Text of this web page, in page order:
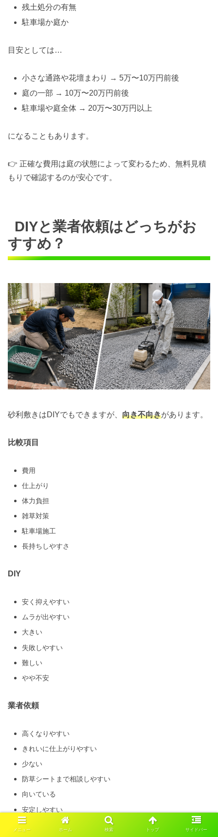
残土処分の有無
駐車場か庭か
目安としては…
小さな通路や花壇まわり → 5万〜10万円前後
庭の一部 → 10万〜20万円前後
駐車場や庭全体 → 20万〜30万円以上
になることもあります。
👉 正確な費用は庭の状態によって変わるため、無料見積
もりで確認するのが安心です。
DIYと業者依頼はどっちがお
すすめ？
砂利敷きはDIYでもできますが、 向き不向きがあります。
比較項目
費用
仕上がり
体力負担
雑草対策
駐車場施工
長持ちしやすさ
DIY
安く抑えやすい
ムラが出やすい
大きい
失敗しやすい
難しい
やや不安
業者依頼
高くなりやすい
きれいに仕上がりやすい
少ない
防草シートまで相談しやすい
向いている
安定しやすい
メニュー ホーム 検索 トップ サイドバー